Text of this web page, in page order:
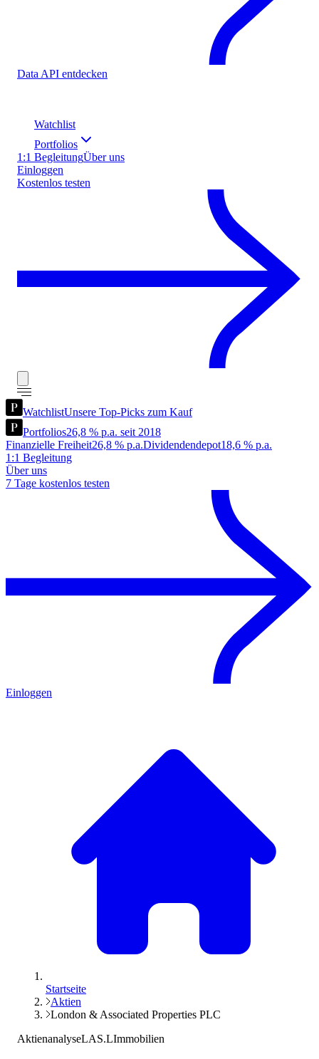
Data API entdecken
Watchlist
Portfolios
1:1 BegleitungÜber uns
Einloggen
Kostenlos testen
WatchlistUnsere Top-Picks zum Kauf
Portfolios26,8 % p.a. seit 2018
Finanzielle Freiheit26,8 % p.a.Dividendendepot18,6 % p.a.
1:1 Begleitung
Über uns
7 Tage kostenlos testen
Einloggen
Startseite
Aktien
London & Associated Properties PLC
AktienanalyseLAS.LImmobilien